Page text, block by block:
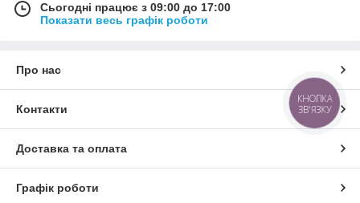
Сьогодні працює з 09:00 до 17:00
Показати весь графік роботи
Про нас
Контакти
Доставка та оплата
Графік роботи
КНОПКА
ЗВ'ЯЗКУ